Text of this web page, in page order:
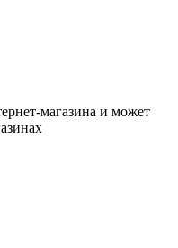
магазина и может